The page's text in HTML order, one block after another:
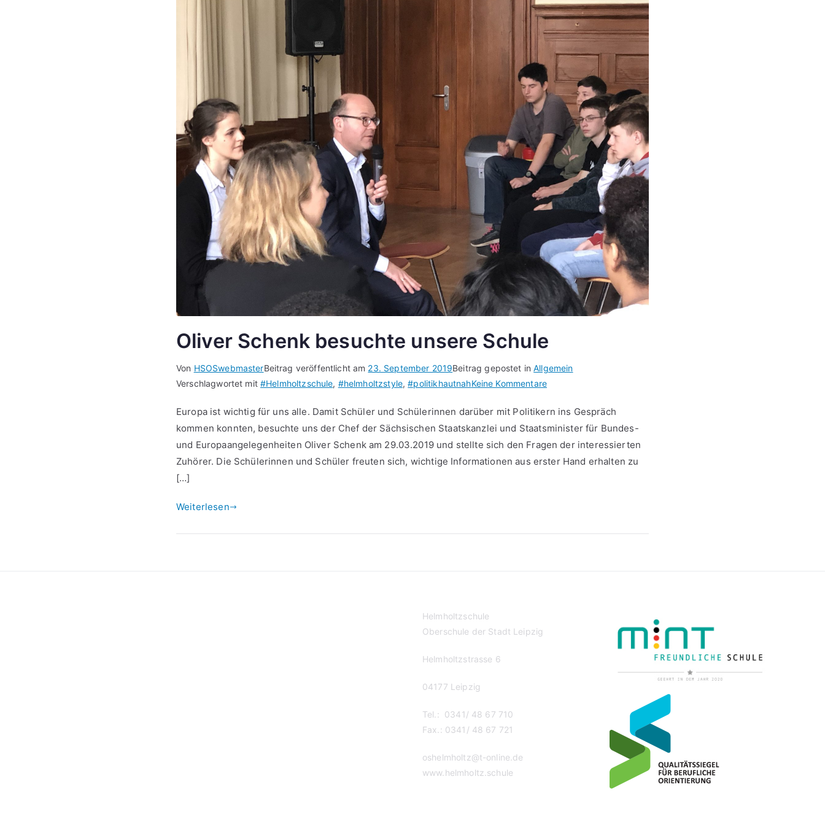
Oliver Schenk besuchte unsere Schule
Von HSOSwebmasterBeitrag veröffentlicht am 23. September 2019Beitrag gepostet inAllgemein
Verschlagwortet mit#Helmholtzschule, #helmholtzstyle,#politikhautnahKeine Kommentarezu
Schenk
besuchte
unsere
Schule
Europa ist wichtig für uns alle. Damit Schüler und Schülerinnen darüber mit Politikern ins Gespräch
kommen konnten, besuchte uns der Chef der Sächsischen Staatskanzlei und Staatsminister für Bundes-
und Europaangelegenheiten Oliver Schenk am 29.03.2019 und stellte sich den Fragen der interessierten
Zuhörer. Die Schülerinnen und Schüler freuten sich, wichtige Informationen aus erster Hand erhalten zu
[…]
Weiterlesen
Helmholtzschule
Oberschule der Stadt Leipzig
Helmholtzstrasse 6
04177 Leipzig
Tel.: 0341/ 48 67 710
Fax.: 0341/ 48 67 721
oshelmholtz@t-online.de
www.helmholtz.schule